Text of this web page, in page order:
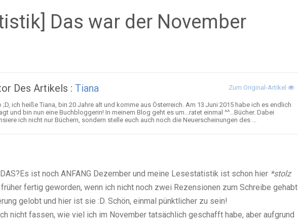
Das war der November
Des Artikels : Tiana Zum Original-Artikel
;D, ich heiße Tiana, bin 20 Jahre alt und komme aus Österreich. Am 13.Juni 2015 habe ich es endlich
und bin nun eine Buchbloggerin! In meinem Blog geht es um...ratet einmal ^^...Bücher. Dabei
ich nicht nur Büchern, sondern stelle euch auch noch die Neuerscheinungen des ...
ist noch ANFANG Dezember und meine Lesestatistik ist schon hier *stolz
fertig geworden, wenn ich nicht noch zwei Rezensionen zum Schreibe gehabt
gelobt und hier ist sie :D. Schön, einmal pünktlicher zu sein!
nicht fassen, wie viel ich im November tatsächlich geschafft habe, aber aufgrund